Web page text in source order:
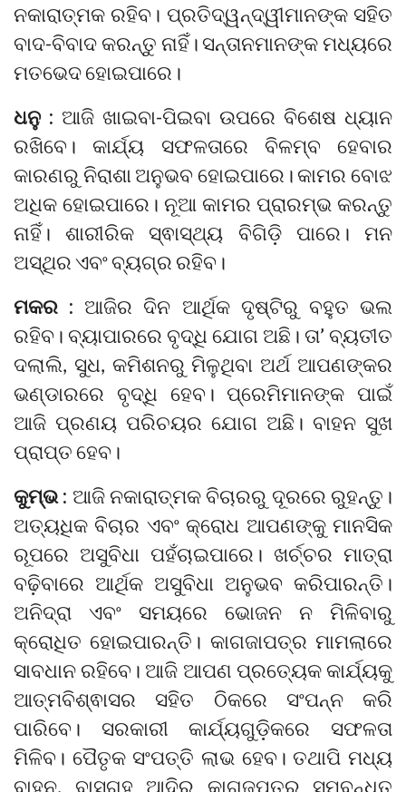
ନକାରାତ୍ମକ ରହିବ। ପ୍ରତିଦ୍ୱନ୍ଦ୍ୱୀମାନଙ୍କ ସହିତ
ବାଦ-ବିବାଦ କରନ୍ତୁ ନାହିଁ। ସନ୍ତାନମାନଙ୍କ ମଧ୍ୟରେ
ମତଭେଦ ହୋଇପାରେ।
ଧନୁ : ଆଜି ଖାଇବା-ପିଇବା ଉପରେ ବିଶେଷ ଧ୍ୟାନ
ରଖିବେ। କାର୍ଯ୍ୟ ସଫଳତାରେ ବିଳମ୍ବ ହେବାର
କାରଣରୁ ନିରାଶା ଅନୁଭବ ହୋଇପାରେ। କାମର ବୋଝ
ଅଧିକ ହୋଇପାରେ। ନୂଆ କାମର ପ୍ରାରମ୍ଭ କରନ୍ତୁ
ନାହିଁ। ଶାରୀରିକ ସ୍ଵାସ୍ଥ୍ୟ ବିଗିଡ଼ି ପାରେ। ମନ
ଅସ୍ଥିର ଏବଂ ବ୍ୟଗ୍ର ରହିବ।
ମକର : ଆଜିର ଦିନ ଆର୍ଥିକ ଦୃଷ୍ଟିରୁ ବହୁତ ଭଲ
ରହିବ। ବ୍ୟାପାରରେ ବୃଦ୍ଧି ଯୋଗ ଅଛି। ତା’ ବ୍ୟତୀତ
ଦଲାଲି, ସୁଧ, କମିଶନରୁ ମିଳୁଥିବା ଅର୍ଥ ଆପଣଙ୍କର
ଭଣ୍ଡାରରେ ବୃଦ୍ଧି ହେବ। ପ୍ରେମିମାନଙ୍କ ପାଇଁ
ଆଜି ପ୍ରଣୟ ପରିଚୟର ଯୋଗ ଅଛି। ବାହନ ସୁଖ
ପ୍ରାପ୍ତ ହେବ।
କୁମ୍ଭ : ଆଜି ନକାରାତ୍ମକ ବିଚାରରୁ ଦୂରରେ ରୁହନ୍ତୁ।
ଅତ୍ୟଧିକ ବିଚାର ଏବଂ କ୍ରୋଧ ଆପଣଙ୍କୁ ମାନସିକ
ରୂପରେ ଅସୁବିଧା ପହଁଚାଇପାରେ। ଖର୍ଚ୍ଚର ମାତ୍ରା
ବଢ଼ିବାରେ ଆର୍ଥିକ ଅସୁବିଧା ଅନୁଭବ କରିପାରନ୍ତି।
ଅନିଦ୍ରା ଏବଂ ସମୟରେ ଭୋଜନ ନ ମିଳିବାରୁ
କ୍ରୋଧିତ ହୋଇପାରନ୍ତି। କାଗଜାପତ୍ର ମାମଲାରେ
ସାବଧାନ ରହିବେ। ଆଜି ଆପଣ ପ୍ରତ୍ୟେକ କାର୍ଯ୍ୟକୁ
ଆତ୍ମବିଶ୍ଵାସର ସହିତ ଠିକରେ ସଂପନ୍ନ କରି
ପାରିବେ। ସରକାରୀ କାର୍ଯ୍ୟଗୁଡ଼ିକରେ ସଫଳତା
ମିଳିବ। ପୈତୃକ ସଂପତ୍ତି ଲାଭ ହେବ। ତଥାପି ମଧ୍ୟ
ବାହନ, ବାସଗୃହ ଆଦିର କାଗଜପତ୍ର ସମ୍ବନ୍ଧିତ